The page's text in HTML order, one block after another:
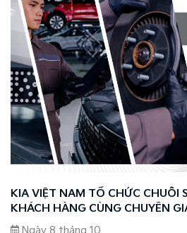
KIA VIỆT NAM TỔ CHỨC CHUỖI
KHÁCH HÀNG CÙNG CHUYÊN
CLINIC 2024